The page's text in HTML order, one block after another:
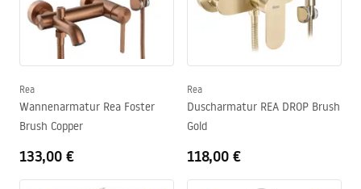
Rea
Wannenarmatur Rea Foster
Brush Copper
133,00 €
Rea
Duscharmatur REA DROP Brush
Gold
118,00 €